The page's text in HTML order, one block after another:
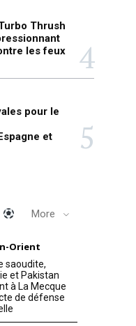
Thrush
les feux
pour le
et
More
Orient
saoudite,
et Pakistan
à La Mecque
de défense